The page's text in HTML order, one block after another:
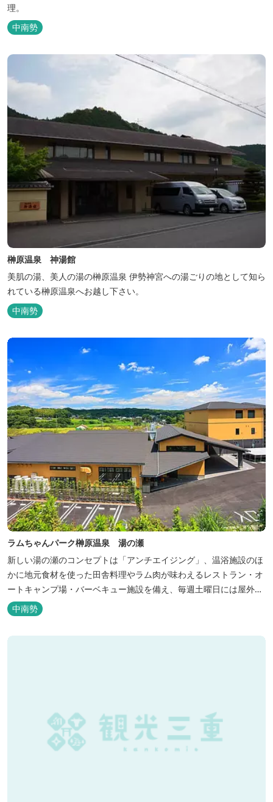
理。
中南勢
榊原温泉 神湯館
美肌の湯、美人の湯の榊原温泉 伊勢神宮への湯ごりの地として知ら
れている榊原温泉へお越し下さい。
中南勢
ラムちゃんパーク榊原温泉 湯の瀬
新しい湯の瀬のコンセプトは「アンチエイジング」、温浴施設のほ
かに地元食材を使った田舎料理やラム肉が味わえるレストラン・オ
ートキャンプ場・バーベキュー施設を備え、毎週土曜日には屋外に
「湯の瀬市場」を設け、新鮮野菜の販売が行われています。 また、
観光旅行が困難な障がい者や介助が必要な高齢者の利用に特化した
福祉旅館として、全館バリアフリー、車いす対応の貸切風呂、リフ
中南勢